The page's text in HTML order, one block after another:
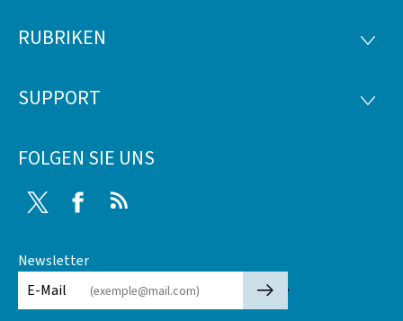
Footer
RUBRIKEN
SUPPORT
FOLGEN SIE UNS
Twitter Facebook
Newsletter
E-Mail
🡒